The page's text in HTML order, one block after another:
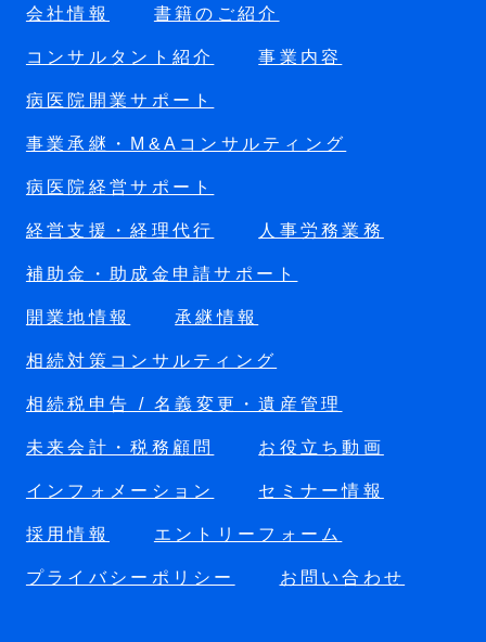
会社情報 書籍のご紹介
コンサルタント紹介 事業内容
病医院開業サポート
事業承継・M&Aコンサルティング
病医院経営サポート
経営支援・経理代行 人事労務業務
補助金・助成金申請サポート
開業地情報 承継情報
相続対策コンサルティング
相続税申告 / 名義変更・遺産管理
未来会計・税務顧問 お役立ち動画
インフォメーション セミナー情報
採用情報 エントリーフォーム
プライバシーポリシー お問い合わせ